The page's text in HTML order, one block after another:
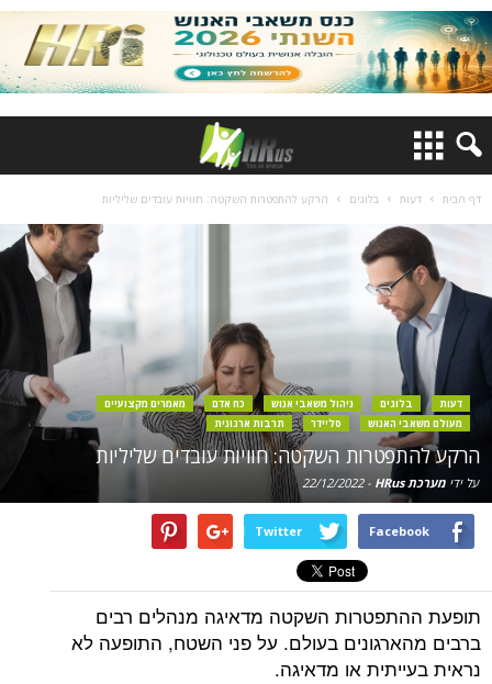
דף הבית דעות בלוגים הרקע להתפטרות השקטה: חוויות עובדים שליליות
דעות בלוגים ניהול משאבי אנוש כח אדם
מאמרים מקצועיים
מעולם משאבי האנוש
סליידר תרבות ארגונית
הרקע להתפטרות השקטה: חוויות עובדים שליליות
על ידי מערכת HRus -
22/12/2022
Facebook
Twitter
תופעת ההתפטרות השקטה מדאיגה מנהלים רבים
ברבים מהארגונים בעולם. על פני השטח, התופעה לא
נראית בעייתית או מדאיגה.